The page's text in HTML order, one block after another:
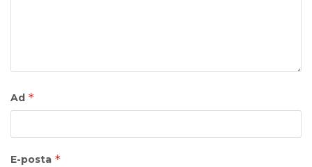
Ad *
E-posta *